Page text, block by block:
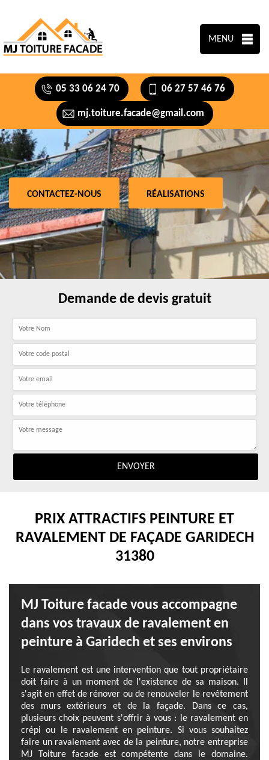
MENU
05 33 06 24 70 06 27 57 46 76
mj.toiture.facade@gmail.com
CONTACTEZ-NOUS RÉALISATIONS
Demande de devis gratuit
PRIX ATTRACTIFS PEINTURE ET
RAVALEMENT DE FAÇADE GARIDECH
31380
MJ Toiture facade vous accompagne
dans vos travaux de ravalement en
peinture à Garidech et ses environs
Le ravalement est une intervention que tout propriétaire
doit faire à un moment de l'existence de sa maison. Il
s'agit en effet de rénover ou de renouveler le revêtement
des murs extérieurs et de la façade. Dans ce cas,
plusieurs choix peuvent s'offrir à vous : le ravalement en
crépi ou le ravalement en peinture. Si vous souhaitez
faire un ravalement avec de la peinture, notre entreprise
MJ Toiture facade est compétente dans le domaine.